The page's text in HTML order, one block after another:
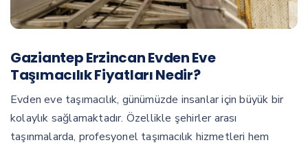
Gaziantep Erzincan Evden Eve
Taşımacılık Fiyatları Nedir?
Evden eve taşımacılık, günümüzde insanlar için büyük bir
kolaylık sağlamaktadır. Özellikle şehirler arası
taşınmalarda, profesyonel taşımacılık hizmetleri hem